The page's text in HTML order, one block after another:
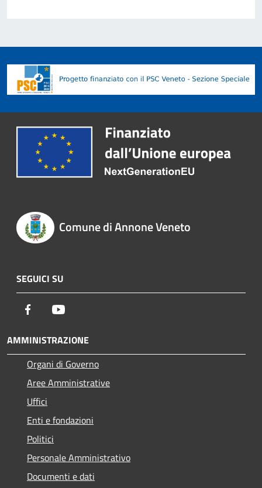
Comune di Annone Veneto
SEGUICI SU
Facebook
AMMINISTRAZIONE
Organi di Governo
Aree Amministrative
Uffici
Enti e fondazioni
Politici
Personale Amministrativo
Documenti e dati